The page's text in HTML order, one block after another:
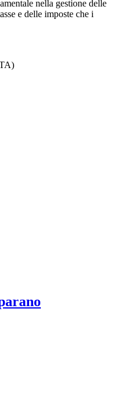
nella gestione delle
e delle imposte che i